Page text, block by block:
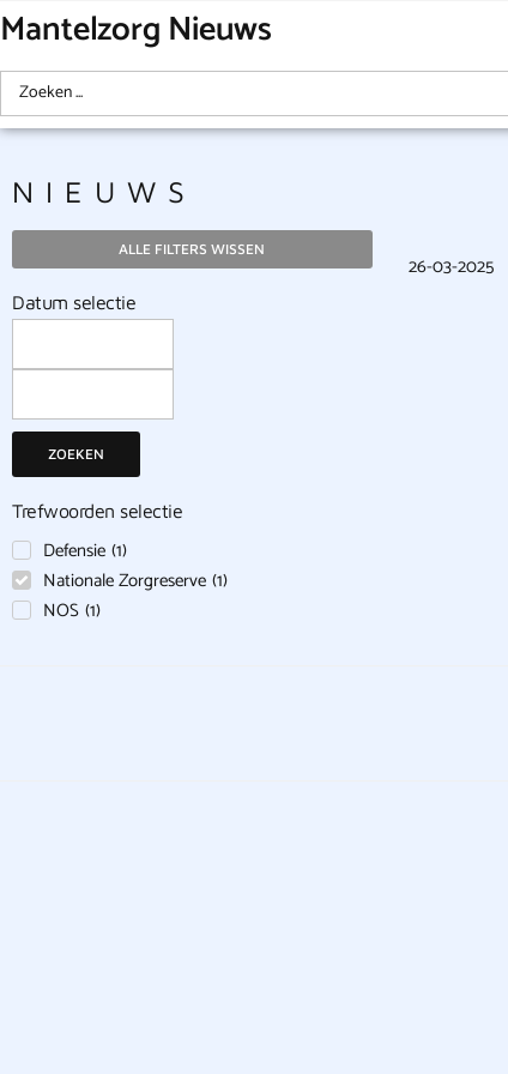
Mantelzorg Nieuws
NIEUWS
ALLE FILTERS WISSEN
Datum selectie
ZOEKEN
Trefwoorden selectie
Defensie (1)
Nationale Zorgreserve (1)
NOS (1)
26-03-2025